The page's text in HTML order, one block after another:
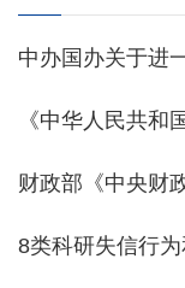
中办国办关于进
《中华人民共和
财政部《中央财
8类科研失信行